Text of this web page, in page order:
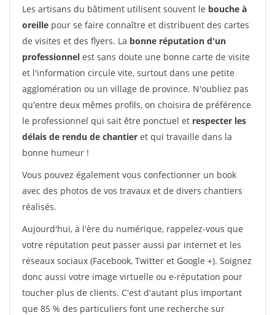
Les artisans du bâtiment utilisent souvent le bouche à
oreille pour se faire connaître et distribuent des cartes
de visites et des flyers. La bonne réputation d'un
professionnel est sans doute une bonne carte de visite
et l'information circule vite, surtout dans une petite
agglomération ou un village de province. N'oubliez pas
qu'entre deux mêmes profils, on choisira de préférence
le professionnel qui sait être ponctuel et respecter les
délais de rendu de chantier et qui travaille dans la
bonne humeur !
Vous pouvez également vous confectionner un book
avec des photos de vos travaux et de divers chantiers
réalisés.
Aujourd'hui, à l'ère du numérique, rappelez-vous que
votre réputation peut passer aussi par internet et les
réseaux sociaux (Facebook, Twitter et Google +). Soignez
donc aussi votre image virtuelle ou e-réputation pour
toucher plus de clients. C'est d'autant plus important
que 85 % des particuliers font une recherche sur